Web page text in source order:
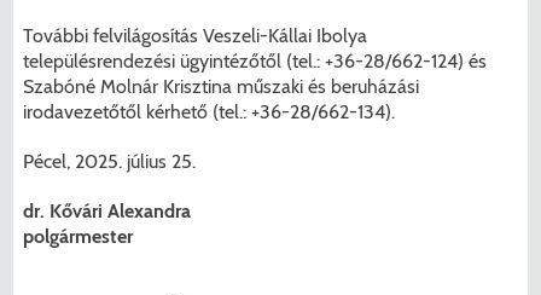
További felvilágosítás Veszeli-Kállai Ibolya
településrendezési ügyintézőtől (tel.: +36-28/662-124) és
Szabóné Molnár Krisztina műszaki és beruházási
irodavezetőtől kérhető (tel.: +36-28/662-134).
Pécel, 2025. július 25.
dr. Kővári Alexandra
polgármester